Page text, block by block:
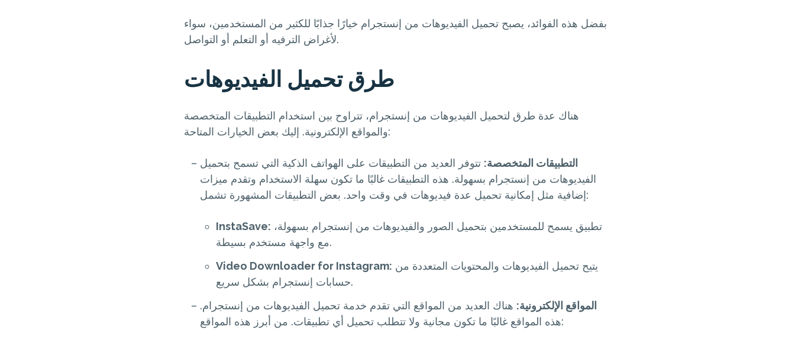
بفضل هذه الفوائد، يصبح تحميل الفيديوهات من إنستجرام خيارًا جذابًا للكثير من المستخدمين، سواء
لأغراض الترفيه أو التعلم أو التواصل.
طرق تحميل الفيديوهات
هناك عدة طرق لتحميل الفيديوهات من إنستجرام، تتراوح بين استخدام التطبيقات المتخصصة
والمواقع الإلكترونية. إليك بعض الخيارات المتاحة:
التطبيقات المتخصصة: تتوفر العديد من التطبيقات على الهواتف الذكية التي تسمح بتحميل
الفيديوهات من إنستجرام بسهولة. هذه التطبيقات غالبًا ما تكون سهلة الاستخدام وتقدم ميزات
إضافية مثل إمكانية تحميل عدة فيديوهات في وقت واحد. بعض التطبيقات المشهورة تشمل:
InstaSave:
مع واجهة مستخدم بسيطة.
Video Downloader for Instagram:
حسابات إنستجرام بشكل سريع.
المواقع الإلكترونية: هناك العديد من المواقع التي تقدم خدمة تحميل الفيديوهات من إنستجرام.
هذه المواقع غالبًا ما تكون مجانية ولا تتطلب تحميل أي تطبيقات. من أبرز هذه المواقع: